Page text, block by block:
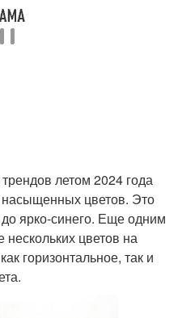
летом 2024 года
насыщенных цветов. Это
ярко-синего. Еще одним
нескольких цветов на
горизонтальное, так и